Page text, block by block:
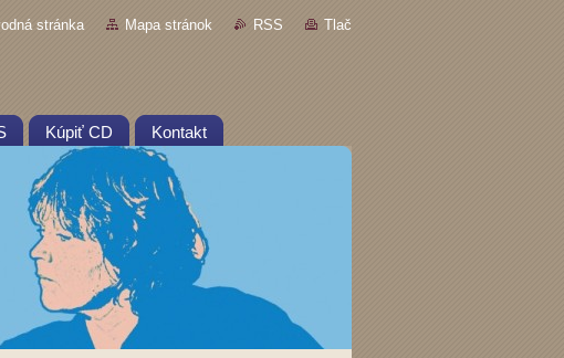
stránka Mapa stránok RSS Tlač
Kúpiť CD Kontakt